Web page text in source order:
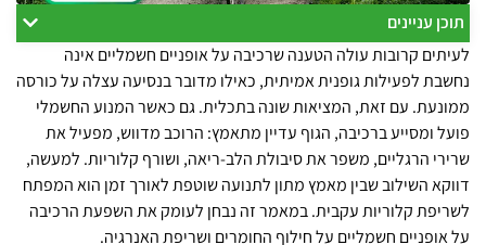
תוכן עניינים
לעיתים קרובות עולה הטענה שרכיבה על אופניים חשמליים אינה
נחשבת לפעילות גופנית אמיתית, כאילו מדובר בנסיעה עצלה על כורסה
ממונעת. עם זאת, המציאות שונה בתכלית. גם כאשר המנוע החשמלי
פועל ומסייע ברכיבה, הגוף עדיין מתאמץ: הרוכב מדווש, מפעיל את
שרירי הרגליים, משפר את סיבולת הלב-ריאה, ושורף קלוריות. למעשה,
דווקא השילוב שבין מאמץ מתון לתנועה שוטפת לאורך זמן הוא המפתח
לשריפת קלוריות עקבית. במאמר זה נבחן לעומק את השפעת הרכיבה
על אופניים חשמליים על חילוף החומרים ושריפת האנרגיה.